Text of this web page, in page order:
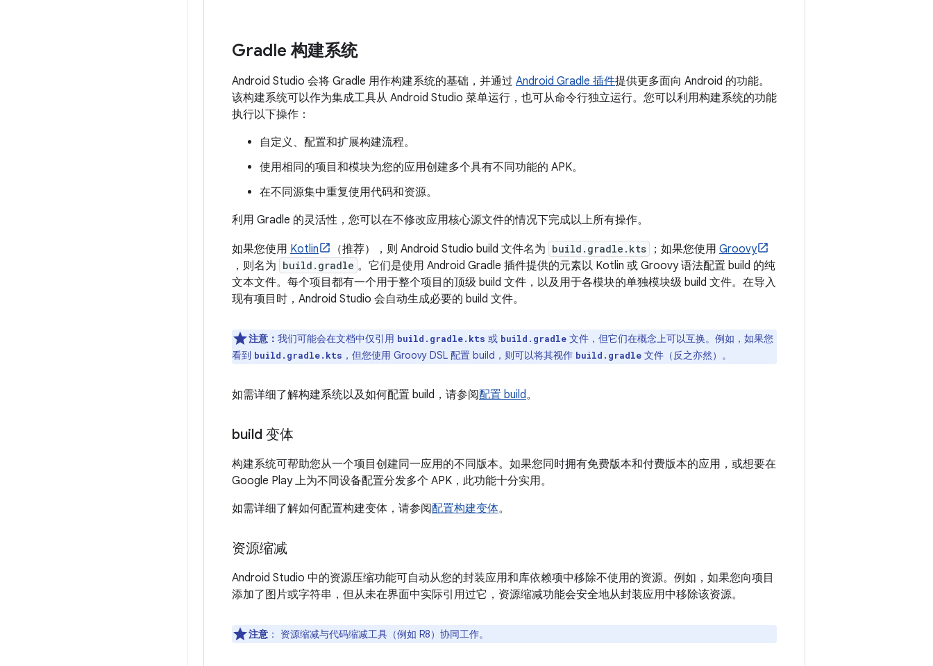
Gradle 构建系统
Android Studio 会将 Gradle 用作构建系统的基础，并通过 Android Gradle 插件提供更多面向 Android 的功能。
该构建系统可以作为集成工具从 Android Studio 菜单运行，也可从命令行独立运行。您可以利用构建系统的功能
执行以下操作：
自定义、配置和扩展构建流程。
使用相同的项目和模块为您的应用创建多个具有不同功能的 APK。
在不同源集中重复使用代码和资源。
利用 Gradle 的灵活性，您可以在不修改应用核心源文件的情况下完成以上所有操作。
如果您使用 Kotlin （推荐），则 Android Studio build 文件名为 build.gradle.kts ；如果您使用 Groovy
，则名为 build.gradle 。它们是使用 Android Gradle 插件提供的元素以 Kotlin 或 Groovy 语法配置 build 的纯
文本文件。每个项目都有一个用于整个项目的顶级 build 文件，以及用于各模块的单独模块级 build 文件。在导入
现有项目时，Android Studio 会自动生成必要的 build 文件。
注意： 我们可能会在文档中仅引用 build.gradle.kts 或 build.gradle 文件，但它们在概念上可以互换。例如，如果您
看到 build.gradle.kts ，但您使用 Groovy DSL 配置 build，则可以将其视作 build.gradle 文件（反之亦然）。
如需详细了解构建系统以及如何配置 build，请参阅配置 build。
build 变体
构建系统可帮助您从一个项目创建同一应用的不同版本。如果您同时拥有免费版本和付费版本的应用，或想要在
Google Play 上为不同设备配置分发多个 APK，此功能十分实用。
如需详细了解如何配置构建变体，请参阅配置构建变体。
资源缩减
Android Studio 中的资源压缩功能可自动从您的封装应用和库依赖项中移除不使用的资源。例如，如果您向项目
添加了图片或字符串，但从未在界面中实际引用过它，资源缩减功能会安全地从封装应用中移除该资源。
注意 ： 资源缩减与代码缩减工具（例如 R8）协同工作。